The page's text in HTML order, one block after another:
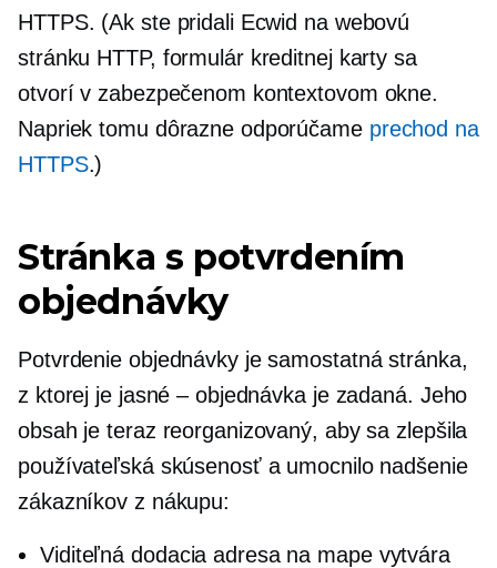
HTTPS. (Ak ste pridali Ecwid na webovú
stránku HTTP, formulár kreditnej karty sa
otvorí v zabezpečenom kontextovom okne.
Napriek tomu dôrazne odporúčame prechod na
HTTPS.)
Stránka s potvrdením
objednávky
Potvrdenie objednávky je samostatná stránka,
z ktorej je jasné – objednávka je zadaná. Jeho
obsah je teraz reorganizovaný, aby sa zlepšila
používateľská skúsenosť a umocnilo nadšenie
zákazníkov z nákupu:
Viditeľná dodacia adresa na mape vytvára